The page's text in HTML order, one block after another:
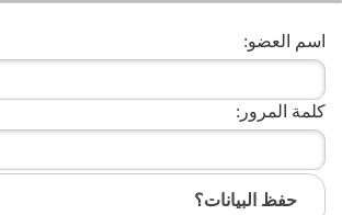
اسم العضو:
كلمة المرور:
حفظ البيانات؟